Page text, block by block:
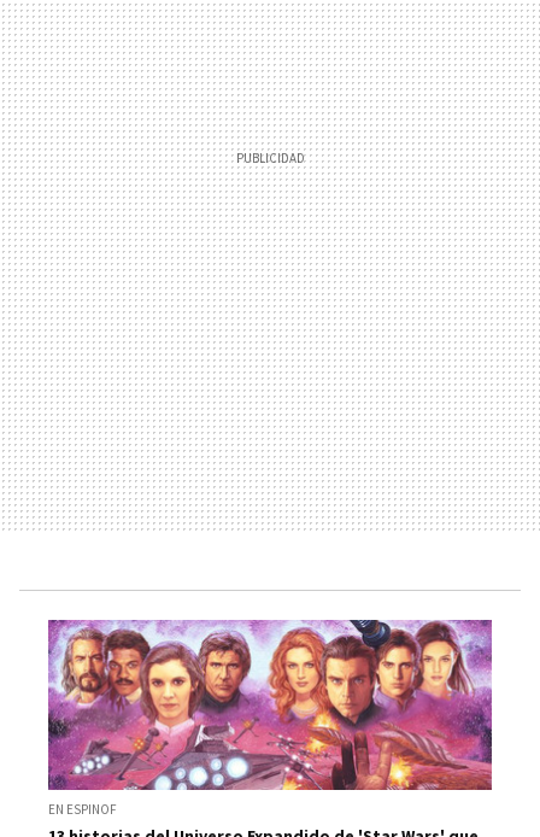
EN ESPINOF